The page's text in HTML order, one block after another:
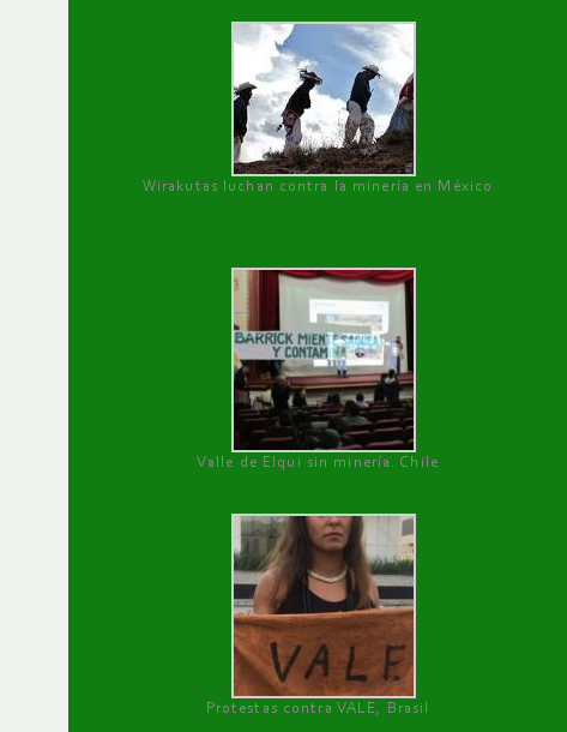
Wirakutas luchan contra la minería en México
Valle de Elqui sin minería. Chile
Protestas contra VALE, Brasil